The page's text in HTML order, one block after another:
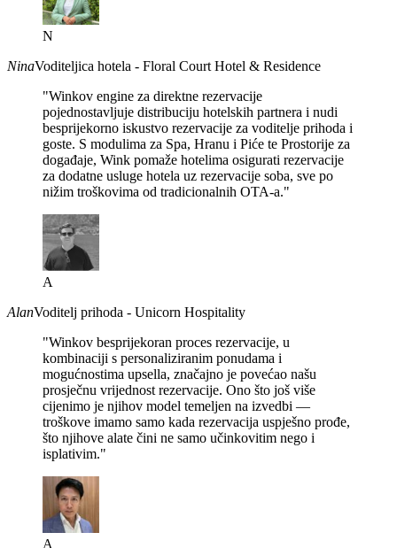
N
NinaVoditeljica hotela - Floral Court Hotel & Residence
"Winkov engine za direktne rezervacije
pojednostavljuje distribuciju hotelskih partnera i nudi
besprijekorno iskustvo rezervacije za voditelje prihoda i
goste. S modulima za Spa, Hranu i Piće te Prostorije za
događaje, Wink pomaže hotelima osigurati rezervacije
za dodatne usluge hotela uz rezervacije soba, sve po
nižim troškovima od tradicionalnih OTA-a."
A
AlanVoditelj prihoda - Unicorn Hospitality
"Winkov besprijekoran proces rezervacije, u
kombinaciji s personaliziranim ponudama i
mogućnostima upsella, značajno je povećao našu
prosječnu vrijednost rezervacije. Ono što još više
cijenimo je njihov model temeljen na izvedbi —
troškove imamo samo kada rezervacija uspješno prođe,
što njihove alate čini ne samo učinkovitim nego i
isplativim."
A